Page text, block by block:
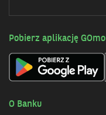
Pobierz aplikację
O Banku